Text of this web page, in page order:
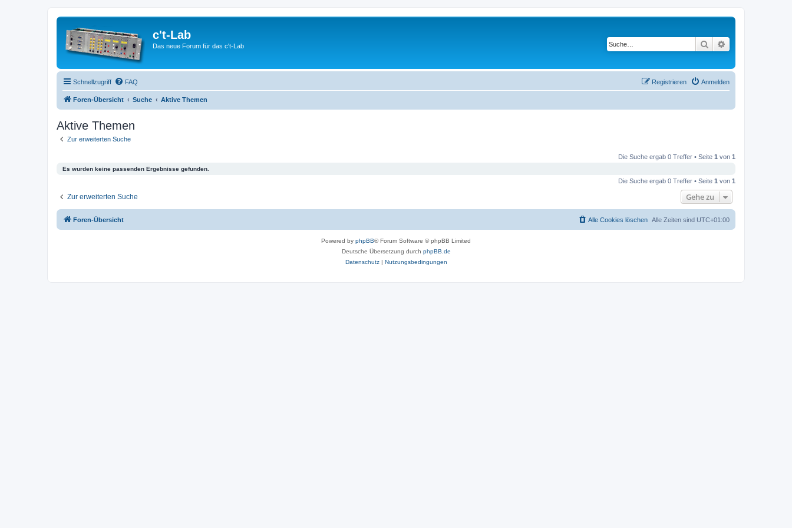
c't-Lab
Das neue Forum für das c't-Lab Suche
Schnellzugriff FAQ Anmelden
Registrieren
Foren-Übersicht Suche Aktive Themen
Aktive Themen
Zur erweiterten Suche
Die Suche ergab 0 Treffer • Seite 1 von 1
Es wurden keine passenden Ergebnisse gefunden.
Die Suche ergab 0 Treffer • Seite 1 von 1
Zur erweiterten Suche Gehe zu
Foren-Übersicht Alle Zeiten sind UTC+01:00
Alle Cookies löschen
Powered by phpBB® Forum Software © phpBB Limited
Deutsche Übersetzung durch phpBB.de
Datenschutz| Nutzungsbedingungen